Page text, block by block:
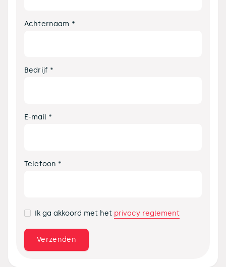
Achternaam *
Bedrijf *
E-mail *
Telefoon *
Ik ga akkoord met het privacy reglement